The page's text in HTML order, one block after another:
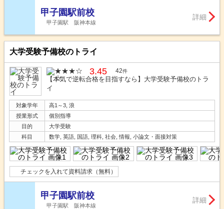
甲子園駅前校
甲子園駅 阪神本線
詳細
大学受験予備校のトライ
3.45 42件
【本気で逆転合格を目指すなら】大学受験予備校のトラ
イ
対象学年
高1～3, 浪
授業形式
個別指導
目的
大学受験
科目
数学, 英語, 国語, 理科, 社会, 情報, 小論文・面接対策
チェックを入れて資料請求（無料）
甲子園駅前校
甲子園駅 阪神本線
詳細